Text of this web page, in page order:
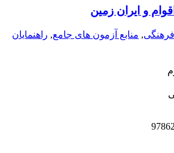
و ایران زمین
, منابع آزمون های جامع, راهنمایان